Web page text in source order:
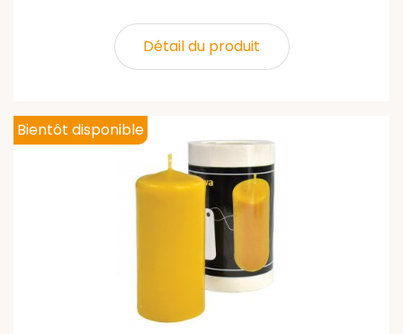
Détail du produit
Bientôt disponible